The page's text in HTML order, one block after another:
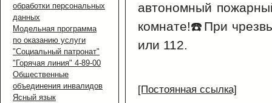
обработки персональных
данных
Модельная программа
по оказанию услуги
"Социальный патронат"
"Горячая линия" 4-89-00
Общественные
объединения инвалидов
Ясный язык
автономный
комнате!☎️При
или 112.
[Постоянная ссылка]